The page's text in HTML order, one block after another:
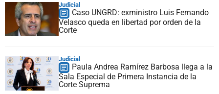
Judicial
Caso UNGRD: exministro Luis Fernando
Velasco queda en libertad por orden de la
Corte
Judicial
Paula Andrea Ramírez Barbosa llega a la
Sala Especial de Primera Instancia de la
Corte Suprema